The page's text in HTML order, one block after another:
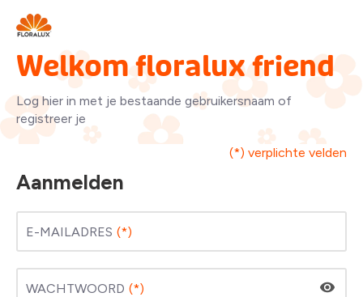
Welkom floralux friend
Log hier in met je bestaande gebruikersnaam of
registreer je
(*) verplichte velden
Aanmelden
E-MAILADRES
WACHTWOORD